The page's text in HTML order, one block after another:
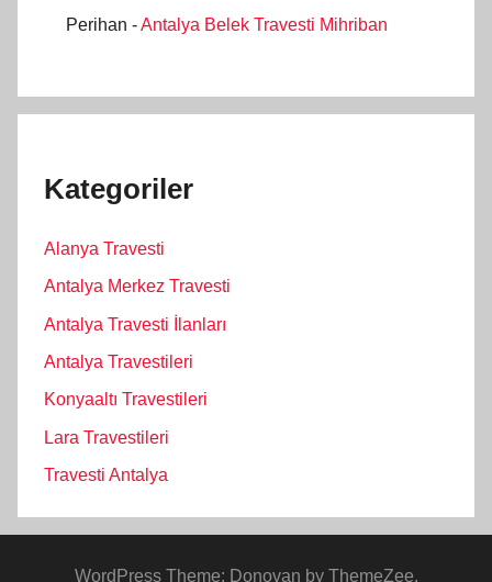
Perihan -Antalya Belek Travesti Mihriban
Kategoriler
Alanya Travesti
Antalya Merkez Travesti
Antalya Travesti İlanları
Antalya Travestileri
Konyaaltı Travestileri
Lara Travestileri
Travesti Antalya
WordPress Theme: Donovan by ThemeZee.